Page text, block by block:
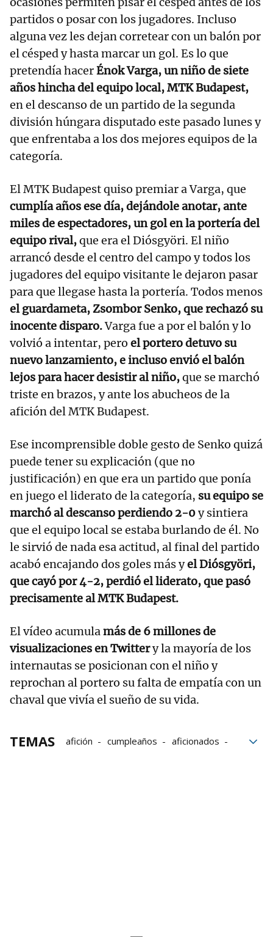
partidos o posar con los jugadores. Incluso
alguna vez les dejan corretear con un balón por
el césped y hasta marcar un gol. Es lo que
pretendía hacerÉnok Varga, un niño de siete
años hincha del equipo local, MTK Budapest,
en el descanso de un partido de la segunda
división húngara disputado este pasado lunes y
que enfrentaba a los dos mejores equipos de la
categoría.
El MTK Budapest quiso premiar a Varga, que
cumplía años ese día, dejándole anotar, ante
miles de espectadores, un gol en la portería del
equipo rival,que era el Diósgyöri. El niño
arrancó desde el centro del campo y todos los
jugadores del equipo visitante le dejaron pasar
para que llegase hasta la portería. Todos menos
el guardameta, Zsombor Senko, que rechazó su
inocente disparo.Varga fue a por el balón y lo
volvió a intentar, pero el portero detuvo su
nuevo lanzamiento, e incluso envió el balón
lejos para hacer desistir al niño,que se marchó
triste en brazos, y ante los abucheos de la
afición del MTK Budapest.
Ese incomprensible doble gesto de Senko quizá
puede tener su explicación (que no
justificación) en que era un partido que ponía
en juego el liderato de la categoría, su equipo se
marchó al descanso perdiendo 2-0y sintiera
que el equipo local se estaba burlando de él. No
le sirvió de nada esa actitud, al final del partido
acabó encajando dos goles más yel Diósgyöri,
que cayó por 4-2, perdió el liderato, que pasó
precisamente al MTK Budapest.
El vídeo acumulamás de 6 millones de
visualizaciones en Twittery la mayoría de los
internautas se posicionan con el niño y
reprochan al portero su falta de empatía con un
chaval que vivía el sueño de su vida.
TEMAS afición cumpleaños
aficionados